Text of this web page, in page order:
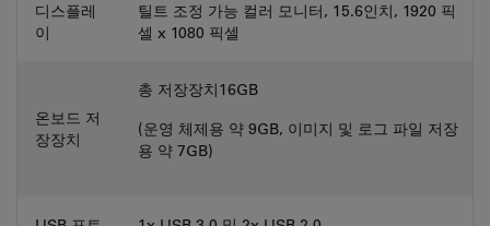
디스플레
이
틸트 조정 가능 컬러 모니터, 15.6인치, 1920 픽
셀 x 1080 픽셀
온보드 저
장장치
총 저장장치16GB
(운영 체제용 약 9GB, 이미지 및 로그 파일 저장
용 약 7GB)